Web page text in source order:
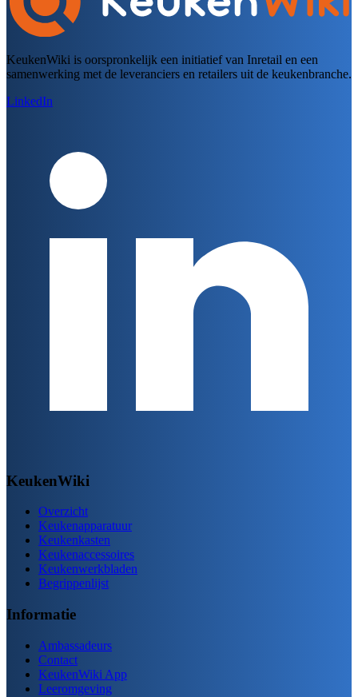
KeukenWiki is oorspronkelijk een initiatief van Inretail en een
samenwerking met de leveranciers en retailers uit de keukenbranche.
LinkedIn
KeukenWiki
Overzicht
Keukenapparatuur
Keukenkasten
Keukenaccessoires
Keukenwerkbladen
Begrippenlijst
Informatie
Ambassadeurs
Contact
KeukenWiki App
Leeromgeving